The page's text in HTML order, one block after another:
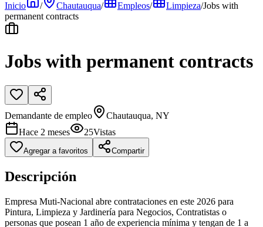
Inicio / Chautauqua/ Empleos/ Limpieza/Jobs with
permanent contracts
Jobs with permanent contracts
Demandante de empleo
Chautauqua, NY
Hace 2 meses
25Vistas
Agregar a favoritos Compartir
Descripción
Empresa Muti-Nacional abre contrataciones en este 2026 para
Pintura, Limpieza y Jardinería para Negocios, Contratistas o
personas que posean 1 año de experiencia mínima y tengan de 1 a